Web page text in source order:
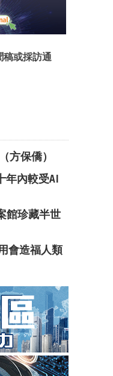
稿或採訪通
方保僑）
年內較受AI
館珍藏半世
會造福人類